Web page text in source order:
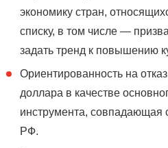
экономику стран,
списку, в том числе —
задать тренд к повышению
Ориентированность на
доллара в качестве
инструмента, совпадающая
РФ.